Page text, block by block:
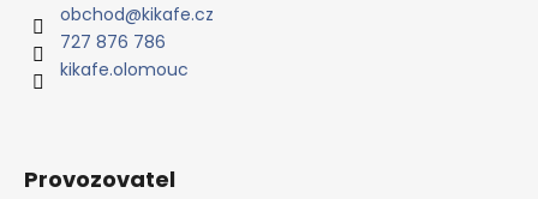
obchod@kikafe.cz
727 876 786
kikafe.olomouc
Provozovatel